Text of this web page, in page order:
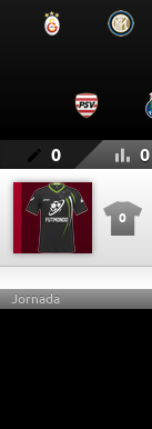
0 0
0
Jornada